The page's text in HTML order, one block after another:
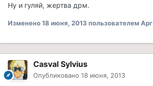
Ну и гуляй, жертва дрм.
Изменено18 июня, 2013 пользователем Арг
Casval Sylvius
Опубликовано 18 июня, 2013